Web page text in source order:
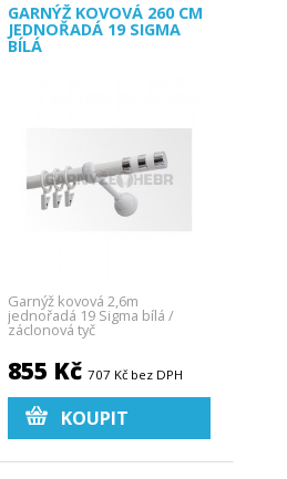
GARNÝŽ KOVOVÁ 260 CM
JEDNOŘADÁ 19 SIGMA
BÍLÁ
Garnýž kovová 2,6m
jednořadá 19 Sigma bílá /
záclonová tyč
855 Kč707 Kč bez DPH
KOUPIT